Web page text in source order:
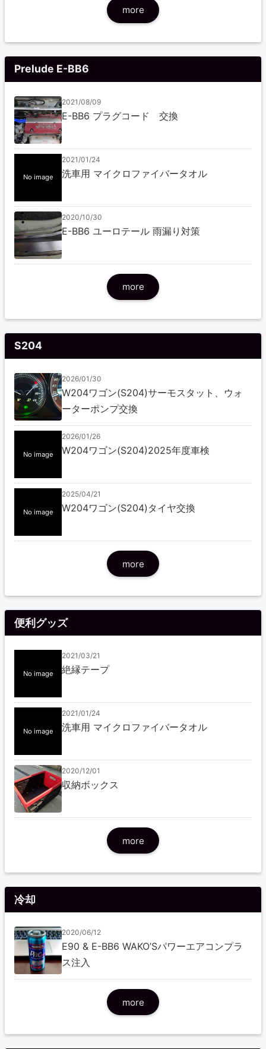
more
Prelude E-BB6
2021/08/09
E-BB6 プラグコード 交換
No image
2021/01/24
洗車用 マイクロファイバータオル
2020/10/30
E-BB6 ユーロテール 雨漏り対策
more
S204
2026/01/30
W204ワゴン(S204)サーモスタット、ウォ
ーターポンプ交換
No image
2026/01/26
W204ワゴン(S204)2025年度車検
No image
2025/04/21
W204ワゴン(S204)タイヤ交換
more
便利グッズ
No image
2021/03/21
絶縁テープ
No image
2021/01/24
洗車用 マイクロファイバータオル
2020/12/01
収納ボックス
more
冷却
2020/06/12
E90 & E-BB6 WAKO’Sパワーエアコンプラ
ス注入
more